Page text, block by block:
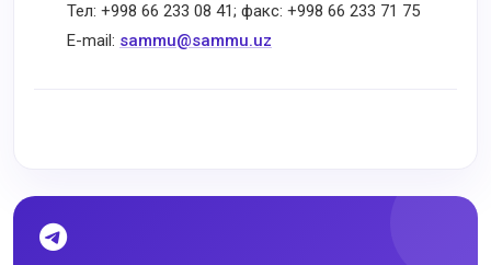
Тел: +998 66 233 08 41; факс: +998 66 233 71 75
E-mail: sammu@sammu.uz